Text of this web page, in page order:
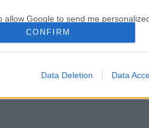
allow Google to send me
CONFIRM
Data Deletion Data